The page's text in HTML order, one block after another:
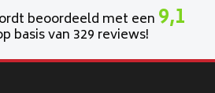
beoordeeld met een 9,1
basis van 329 reviews!